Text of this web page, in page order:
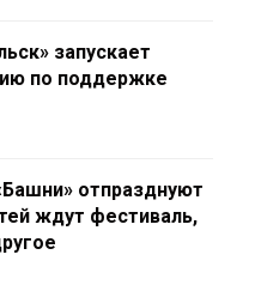
запускает
по поддержке
отпразднуют
ждут фестиваль,